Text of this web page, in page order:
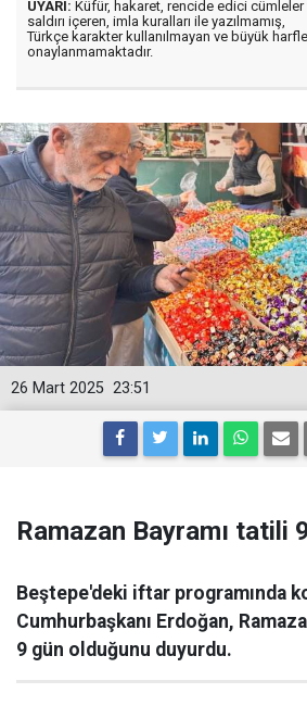
UYARI: Küfür, hakaret, rencide edici cümleler
saldırı içeren, imla kuralları ile yazılmamış,
Türkçe karakter kullanılmayan ve büyük
onaylanmamaktadır.
23:51
26 Mart 2025
Ramazan Bayramı tatili
Beştepe'deki iftar programında
Cumhurbaşkanı Erdoğan,
9 gün olduğunu duyurdu.